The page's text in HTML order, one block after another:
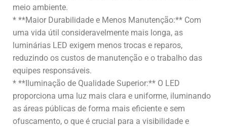
meio ambiente.
* **Maior Durabilidade e Menos Manutenção:** Com
uma vida útil consideravelmente mais longa, as
luminárias LED exigem menos trocas e reparos,
reduzindo os custos de manutenção e o trabalho das
equipes responsáveis.
* **Iluminação de Qualidade Superior:** O LED
proporciona uma luz mais clara e uniforme, iluminando
as áreas públicas de forma mais eficiente e sem
ofuscamento, o que é crucial para a visibilidade e